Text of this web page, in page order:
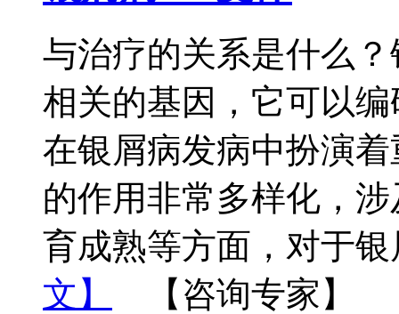
与治疗的关系是什么
相关的基因，它可以
在银屑病发病中扮演
的作用非常多样化，
育成熟等方面，对于
文】
【咨询专家】